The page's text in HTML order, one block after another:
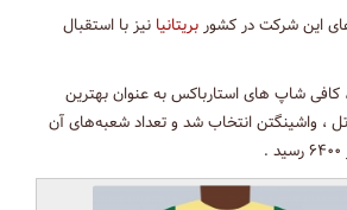
بریتانیانیز با استقبال
۲۰۰۳، کافی شاپ های استارباکس به عنوان بهترین
، واشینگتن انتخاب شد و تعداد شعبه‌های آن